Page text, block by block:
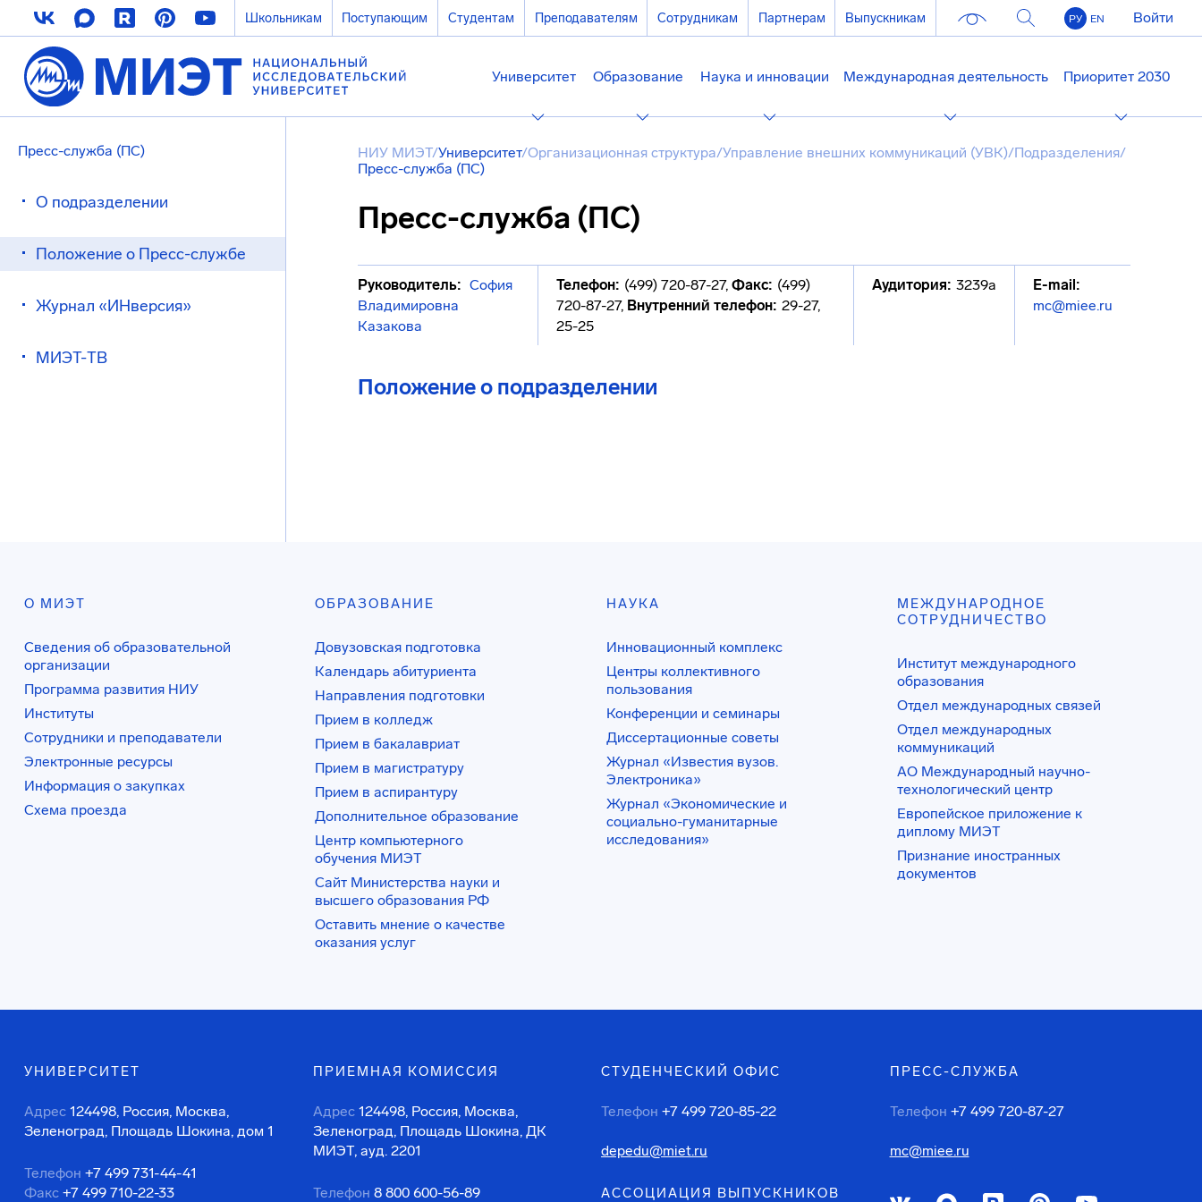
Школьникам Поступающим Студентам Преподавателям Сотрудникам Партнерам Выпускникам РУ EN Войти
Университет Образование Наука и инновации Международная деятельность Приоритет 2030
Пресс-служба (ПС)
О подразделении
Положение о Пресс-службе
Журнал «ИНверсия»
МИЭТ-ТВ
НИУ МИЭТ/Университет/Организационная структура/Управление внешних коммуникаций (УВК)/Подразделения/
Пресс-служба (ПС)
Пресс-служба (ПС)
Руководитель: София
Владимировна
Казакова
Телефон: (499) 720-87-27,Факс: (499)
720-87-27, Внутренний телефон: 29-27,
25-25
Аудитория: 3239а
E-mail:
mc@miee.ru
Положение о подразделении
О МИЭТ
Сведения об образовательной
организации
Программа развития НИУ
Институты
Сотрудники и преподаватели
Электронные ресурсы
Информация о закупках
Схема проезда
ОБРАЗОВАНИЕ
Довузовская подготовка
Календарь абитуриента
Направления подготовки
Прием в колледж
Прием в бакалавриат
Прием в магистратуру
Прием в аспирантуру
Дополнительное образование
Центр компьютерного
обучения МИЭТ
Сайт Министерства науки и
высшего образования РФ
Оставить мнение о качестве
оказания услуг
НАУКА
Инновационный комплекс
Центры коллективного
пользования
Конференции и семинары
Диссертационные советы
Журнал «Известия вузов.
Электроника»
Журнал «Экономические и
социально-гуманитарные
исследования»
МЕЖДУНАРОДНОЕ
СОТРУДНИЧЕСТВО
Институт международного
образования
Отдел международных связей
Отдел международных
коммуникаций
АО Международный научно-
технологический центр
Европейское приложение к
диплому МИЭТ
Признание иностранных
документов
УНИВЕРСИТЕТ
Адрес 124498, Россия, Москва,
Зеленоград, Площадь Шокина, дом 1
Телефон +7 499 731-44-41
Факс +7 499 710-22-33
ПРИЕМНАЯ КОМИССИЯ
Адрес 124498, Россия, Москва,
Зеленоград, Площадь Шокина, ДК
МИЭТ, ауд. 2201
Телефон 8 800 600-56-89
СТУДЕНЧЕСКИЙ ОФИС
Телефон +7 499 720-85-22
depedu@miet.ru
АССОЦИАЦИЯ ВЫПУСКНИКОВ
ПРЕСС-СЛУЖБА
Телефон +7 499 720-87-27
mc@miee.ru